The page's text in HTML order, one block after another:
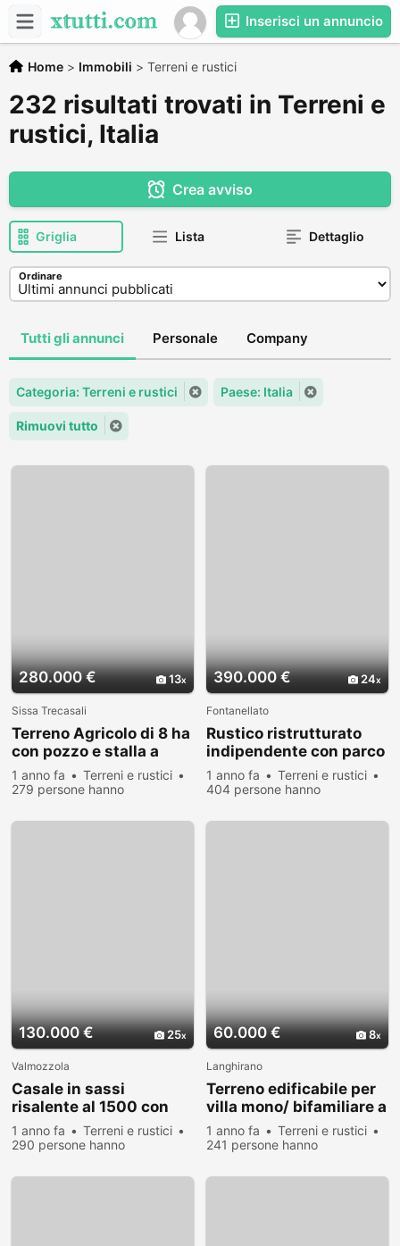
Inserisci un annuncio
Home > Immobili > Terreni e rustici
232 risultati trovati in Terreni e
rustici, Italia
Crea avviso
Griglia Lista Dettaglio
Ordinare
Tutti gli annunci Personale Company
Categoria: Terreni e rustici Paese: Italia
Rimuovi tutto
280.000 € 13
Sissa Trecasali
Terreno Agricolo di 8 ha
con pozzo e stalla a
Sissa Trecasali
1 anno fa
Terreni e rustici
279 persone hanno
390.000 € 24
Fontanellato
Rustico ristrutturato
indipendente con parco
a Fontanellato (PR)
1 anno fa
Terreni e rustici
404 persone hanno
130.000 € 25
Valmozzola
Casale in sassi
risalente al 1500 con
giardino
1 anno fa
Terreni e rustici
290 persone hanno
60.000 € 8
Langhirano
Terreno edificabile per
villa mono/ bifamiliare a
Tordenaso
1 anno fa
Terreni e rustici
241 persone hanno